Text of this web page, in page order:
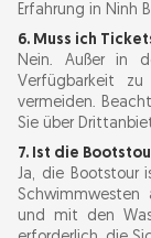
Erfahrung in Ninh
6. Muss ich
Nein. Außer in
Verfügbarkeit
vermeiden.
Sie über
7. Ist die
Ja, die Bootstour
und mit den